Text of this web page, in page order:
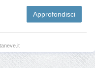
Approfondisci